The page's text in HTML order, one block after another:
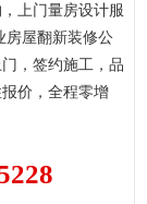
上门量房设计服
房屋翻新装修公
，签约施工，品
价，全程零增